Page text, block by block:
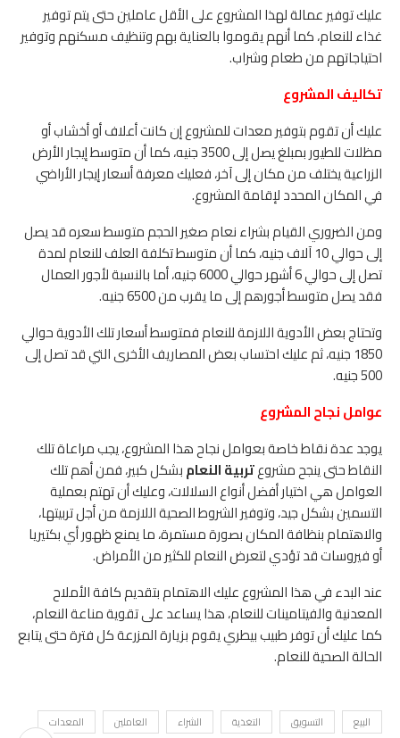
عليك توفير عمالة لهذا المشروع على الأقل عاملين حتى يتم توفير
غذاء للنعام، كما أنهم يقوموا بالعناية بهم وتنظيف مسكنهم وتوفير
احتياجاتهم من طعام وشراب.
تكاليف المشروع
عليك أن تقوم بتوفير معدات للمشروع إن كانت أعلاف أو أخشاب أو
مظلات للطيور بمبلغ يصل إلى 3500 جنيه، كما أن متوسط إيجار الأرض
الزراعية يختلف من مكان إلى آخر، فعليك معرفة أسعار إيجار الأراضي
في المكان المحدد لإقامة المشروع.
ومن الضروري القيام بشراء نعام صغير الحجم متوسط سعره قد يصل
إلى حوالي 10 آلاف جنيه، كما أن متوسط تكلفة العلف للنعام لمدة
تصل إلى حوالي 6 أشهر حوالي 6000 جنيه، أما بالنسبة لأجور العمال
فقد يصل متوسط أجورهم إلى ما يقرب من 6500 جنيه.
وتحتاج بعض الأدوية اللازمة للنعام فمتوسط أسعار تلك الأدوية حوالي
1850 جنيه، ثم عليك احتساب بعض المصاريف الأخرى التي قد تصل إلى
500 جنيه.
عوامل نجاح المشروع
يوجد عدة نقاط خاصة بعوامل نجاح هذا المشروع، يجب مراعاة تلك
النقاط حتى ينجح مشروعتربية النعامبشكل كبير، فمن أهم تلك
العوامل هي اختيار أفضل أنواع السلالات، وعليك أن تهتم بعملية
التسمين بشكل جيد، وتوفير الشروط الصحية اللازمة من أجل تربيتها،
والاهتمام بنظافة المكان بصورة مستمرة، ما يمنع ظهور أي بكتيريا
أو فيروسات قد تؤدي لتعرض النعام للكثير من الأمراض.
عند البدء في هذا المشروع عليك الاهتمام بتقديم كافة الأملاح
المعدنية والفيتامينات للنعام، هذا يساعد على تقوية مناعة النعام،
كما عليك أن توفر طبيب بيطري يقوم بزيارة المزرعة كل فترة حتى يتابع
الحالة الصحية للنعام.
البيع التسويق التغذية الشراء العاملين
المعدات